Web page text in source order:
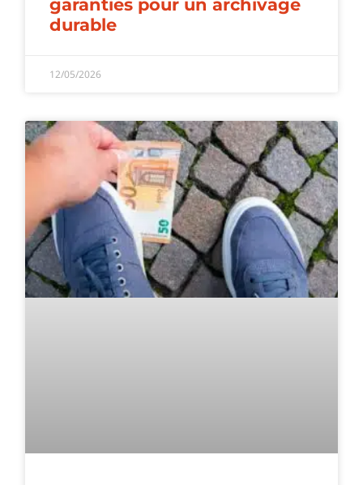
garanties pour un archivage
durable
12/05/2026